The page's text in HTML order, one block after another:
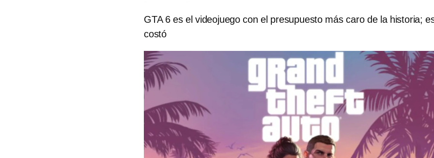
GTA 6 es el videojuego con el presupuesto más caro de la historia;
costó